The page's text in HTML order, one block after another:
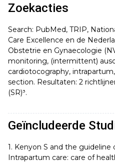
Zoekacties
Search: PubMed, TRIP,
Care Excellence en de
Obstetrie en Gynaecologie
monitoring, (intermittent)
cardiotocography,
section. Resultaten: 2
(SR)³.
Geïncludeerde
1. Kenyon S and the
Intrapartum care: care of